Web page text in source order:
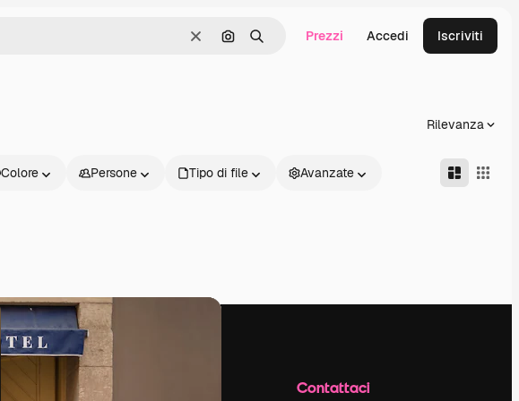
CancellaCerca per immagine
Ricerca Prezzi Accedi Iscriviti
Rilevanza
Colore Persone Tipo di file Avanzate
Contattaci